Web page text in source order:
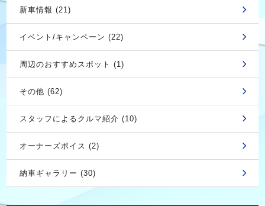
新車情報 (21)
イベント/キャンペーン (22)
周辺のおすすめスポット (1)
その他 (62)
スタッフによるクルマ紹介 (10)
オーナーズボイス (2)
納車ギャラリー (30)